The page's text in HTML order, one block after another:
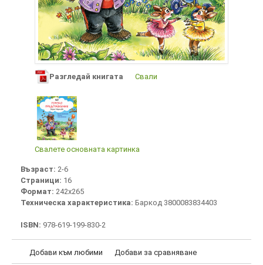
Разгледай книгата Свали
Свалете основната картинка
Възраст: 2-6
Страници: 16
Формат: 242х265
Техническа характеристика: Баркод 3800083834403
ISBN: 978-619-199-830-2
Добави към любими Добави за сравняване